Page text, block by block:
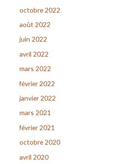
octobre 2022
août 2022
juin 2022
avril 2022
mars 2022
février 2022
janvier 2022
mars 2021
février 2021
octobre 2020
avril 2020